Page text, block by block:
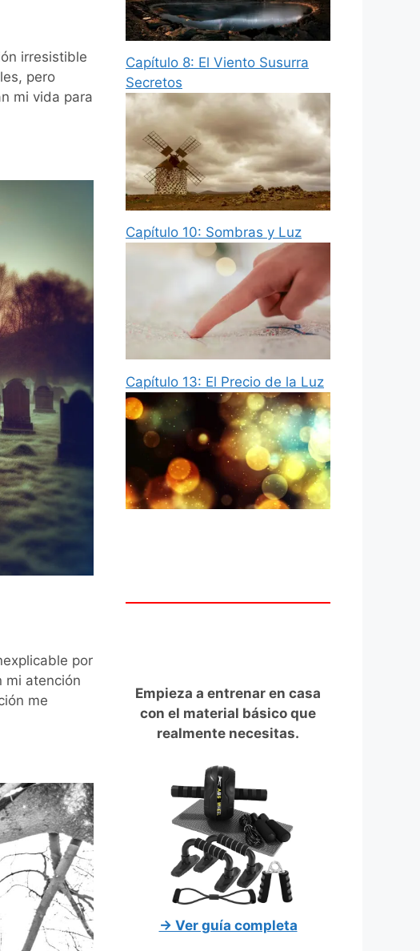
irresistible
pero
mi vida para
por
mi atención
me
Capítulo 8: El Viento Susurra
Secretos
Capítulo 10: Sombras y Luz
Capítulo 13: El Precio de la Luz
Empieza a entrenar en casa
con el material básico que
realmente necesitas.
→ Ver guía completa